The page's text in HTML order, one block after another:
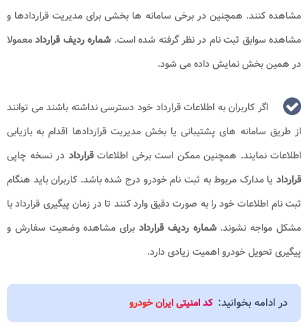
مشاهده کنند. همچنین در برخی سامانه ها بخشی برای مدیریت قراردادها و
مشاهده سوابق ثبت نام در نظر گرفته شده است. شماره ردیف قراردادمعمولا
در همین بخش نمایش داده می شود.
اگر کاربران به اطلاعات قرارداد خود دسترسی نداشته باشند می توانند
از طریق سامانه های پشتیبانی یا بخش مدیریت قراردادها اقدام به بازیابی
اطلاعات نمایند. همچنین ممکن است برخی اطلاعاتقرارداد در نسخه چاپی
قرارداد یا مدارک مربوط به ثبت نام خودرو درج شده باشد. کاربران باید هنگام
ثبت نام اطلاعات خود را به صورت دقیق وارد کنند تا در زمان پیگیری قرارداد با
مشکل مواجه نشوند. شماره ردیف قرارداد برای مشاهده وضعیت سفارش و
پیگیری تحویل خودرو اهمیت زیادی دارد.
در ادامه بخوانید: کد امنیتی ایران خودرو